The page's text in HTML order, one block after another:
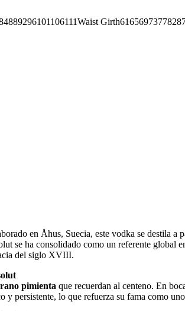
en Åhus, Suecia, este vodka se destila a
se ha consolidado como un referente global
del siglo XVIII.
pimienta que recuerdan al centeno. En
persistente, lo que refuerza su fama como